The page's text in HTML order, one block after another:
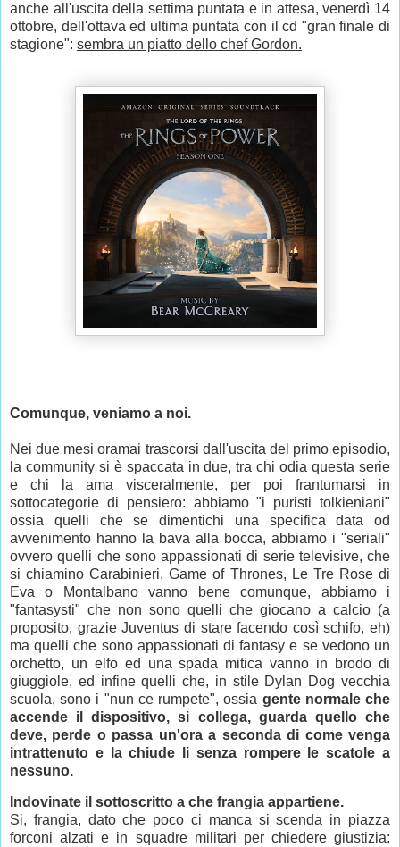
anche all'uscita della settima puntata e in attesa, venerdì 14
ottobre, dell'ottava ed ultima puntata con il cd "gran finale di
stagione": sembra un piatto dello chef Gordon.
Comunque, veniamo a noi.
Nei due mesi oramai trascorsi dall'uscita del primo episodio,
la community si è spaccata in due, tra chi odia questa serie
e chi la ama visceralmente, per poi frantumarsi in
sottocategorie di pensiero: abbiamo "i puristi tolkieniani"
ossia quelli che se dimentichi una specifica data od
avvenimento hanno la bava alla bocca, abbiamo i "seriali"
ovvero quelli che sono appassionati di serie televisive, che
si chiamino Carabinieri, Game of Thrones, Le Tre Rose di
Eva o Montalbano vanno bene comunque, abbiamo i
"fantasysti" che non sono quelli che giocano a calcio (a
proposito, grazie Juventus di stare facendo così schifo, eh)
ma quelli che sono appassionati di fantasy e se vedono un
orchetto, un elfo ed una spada mitica vanno in brodo di
giuggiole, ed infine quelli che, in stile Dylan Dog vecchia
scuola, sono i "nun ce rumpete", ossia gente normale che
accende il dispositivo, si collega, guarda quello che
deve, perde o passa un'ora a seconda di come venga
intrattenuto e la chiude li senza rompere le scatole a
nessuno.
Indovinate il sottoscritto a che frangia appartiene.
Si, frangia, dato che poco ci manca si scenda in piazza
forconi alzati e in squadre militari per chiedere giustizia: